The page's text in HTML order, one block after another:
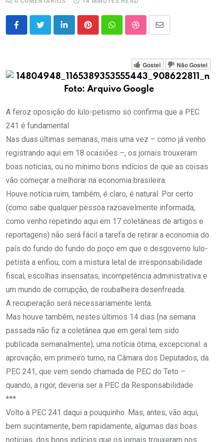
LinkedInPinterestWhatsappStumbleUpon
Share
Email
Gostei Não Gostei
Foto: Arquivo Google
A feroz oposição do lulo-petismo só confirma que a PEC
241 é fundamental
Nas duas últimas semanas, mais uma vez – como já venho
registrando aqui em 18 ocasiões –, os jornais trouxeram
boas notícias, ou no mínimo bons indícios de que as coisas
vão começar a melhorar na economia brasileira.
Houve notícia ruim, também, é claro, é natural. Por certo
(como sabe qualquer pessoa razoavelmente informada,
como venho repetindo aqui em 17 coletâneas de artigos e
reportagens) não será fácil a tarefa de retirar a economia do
país do fundo do fundo do poço em que o desgoverno lulo-
petista a enfiou, com a mistura letal de irresponsabilidade
fiscal, escolhas insensatas, incompetência administrativa e
um mundo de corrupção, de roubalheira desenfreada.
A recuperação será necessariamente lenta.
Mas houve também, nestes últimos 14 dias (na semana
passada não fiz a coletânea que em geral tem sido
publicada semanalmente), uma notícia ótima, excepcional: a
aprovação, em primeiro turno, na Câmara dos Deputados, da
PEC 241, que vem sendo chamada de PEC do Teto –
quando, a rigor, deveria ser a PEC da Responsabilidade.
***
Volto à PEC 241 daqui a pouquinho. Mas, antes, vão aqui,
bem sucintamente, bem rapidamente, algumas das boas
notícias, dos bons indícios que os jornais trouxeram nos